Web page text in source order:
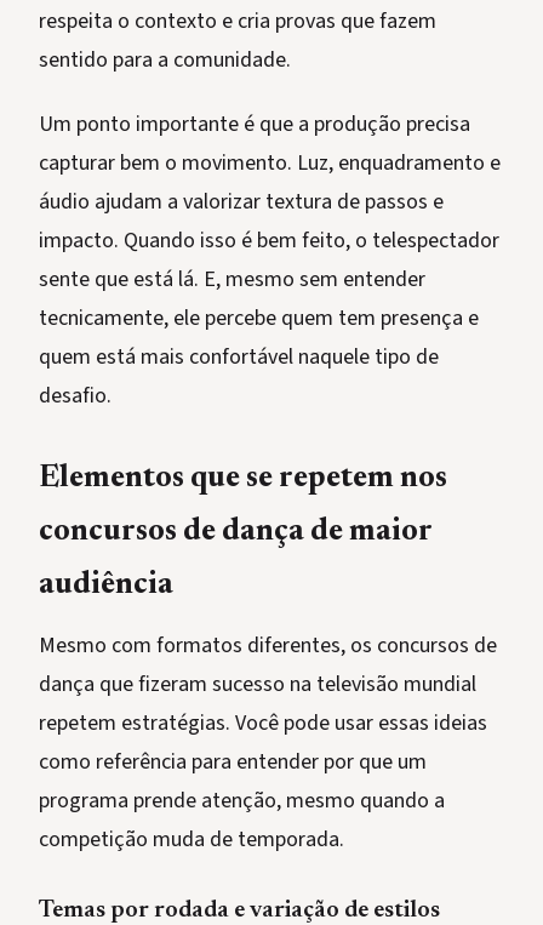
respeita o contexto e cria provas que fazem
sentido para a comunidade.
Um ponto importante é que a produção precisa
capturar bem o movimento. Luz, enquadramento e
áudio ajudam a valorizar textura de passos e
impacto. Quando isso é bem feito, o telespectador
sente que está lá. E, mesmo sem entender
tecnicamente, ele percebe quem tem presença e
quem está mais confortável naquele tipo de
desafio.
Elementos que se repetem nos
concursos de dança de maior
audiência
Mesmo com formatos diferentes, os concursos de
dança que fizeram sucesso na televisão mundial
repetem estratégias. Você pode usar essas ideias
como referência para entender por que um
programa prende atenção, mesmo quando a
competição muda de temporada.
Temas por rodada e variação de estilos